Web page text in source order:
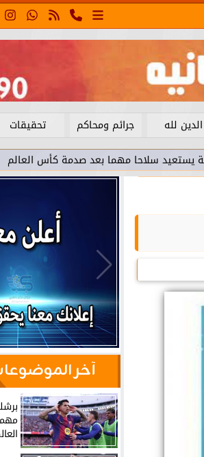
الدين لله جرائم ومحاكم
تحقيقات
مهما بعد صدمة كأس العالم
آخر